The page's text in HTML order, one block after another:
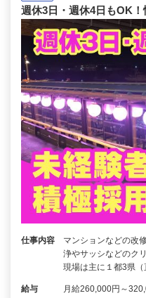
週休3日・週休4日もOK
仕事内容
マンションなどの改
浄やサッシなどのク
現場は主に１都3県
給与 月給260,000円～